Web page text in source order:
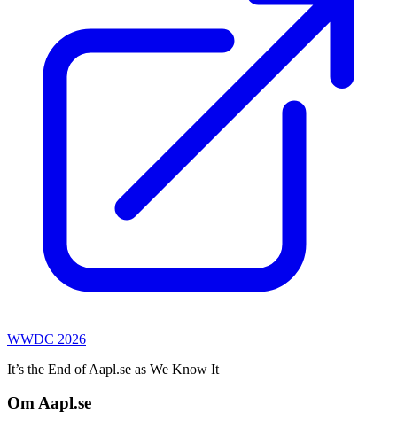
WWDC 2026
It’s the End of Aapl.se as We Know It
Om Aapl.se